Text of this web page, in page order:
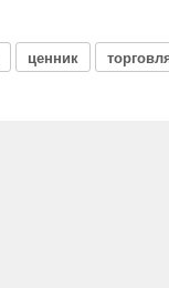
ценник